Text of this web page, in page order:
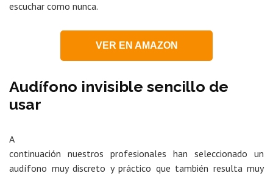
escuchar como nunca.
VER EN AMAZON
Audífono invisible sencillo de
usar
A
continuación nuestros profesionales han seleccionado un
audífono muy discreto y práctico que también resulta muy